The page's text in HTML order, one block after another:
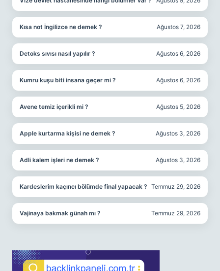
Kısa not İngilizce ne demek ? Ağustos 7, 2026
Detoks sıvısı nasıl yapılır ? Ağustos 6, 2026
Kumru kuşu biti insana geçer mi ? Ağustos 6, 2026
Avene temiz içerikli mi ? Ağustos 5, 2026
Apple kurtarma kişisi ne demek ? Ağustos 3, 2026
Adli kalem işleri ne demek ? Ağustos 3, 2026
Kardeslerim kaçıncı bölümde final yapacak ? Temmuz 29, 2026
Vajinaya bakmak günah mı ? Temmuz 29, 2026